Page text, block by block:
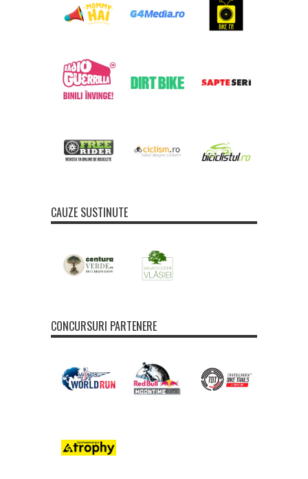
CAUZE SUSTINUTE
CONCURSURI PARTENERE